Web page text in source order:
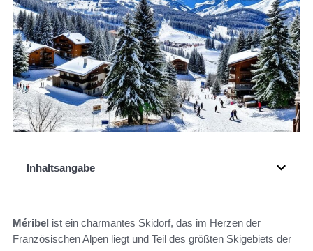
Inhaltsangabe
Méribel ist ein charmantes Skidorf, das im Herzen der
Französischen Alpen liegt und Teil des größten Skigebiets der